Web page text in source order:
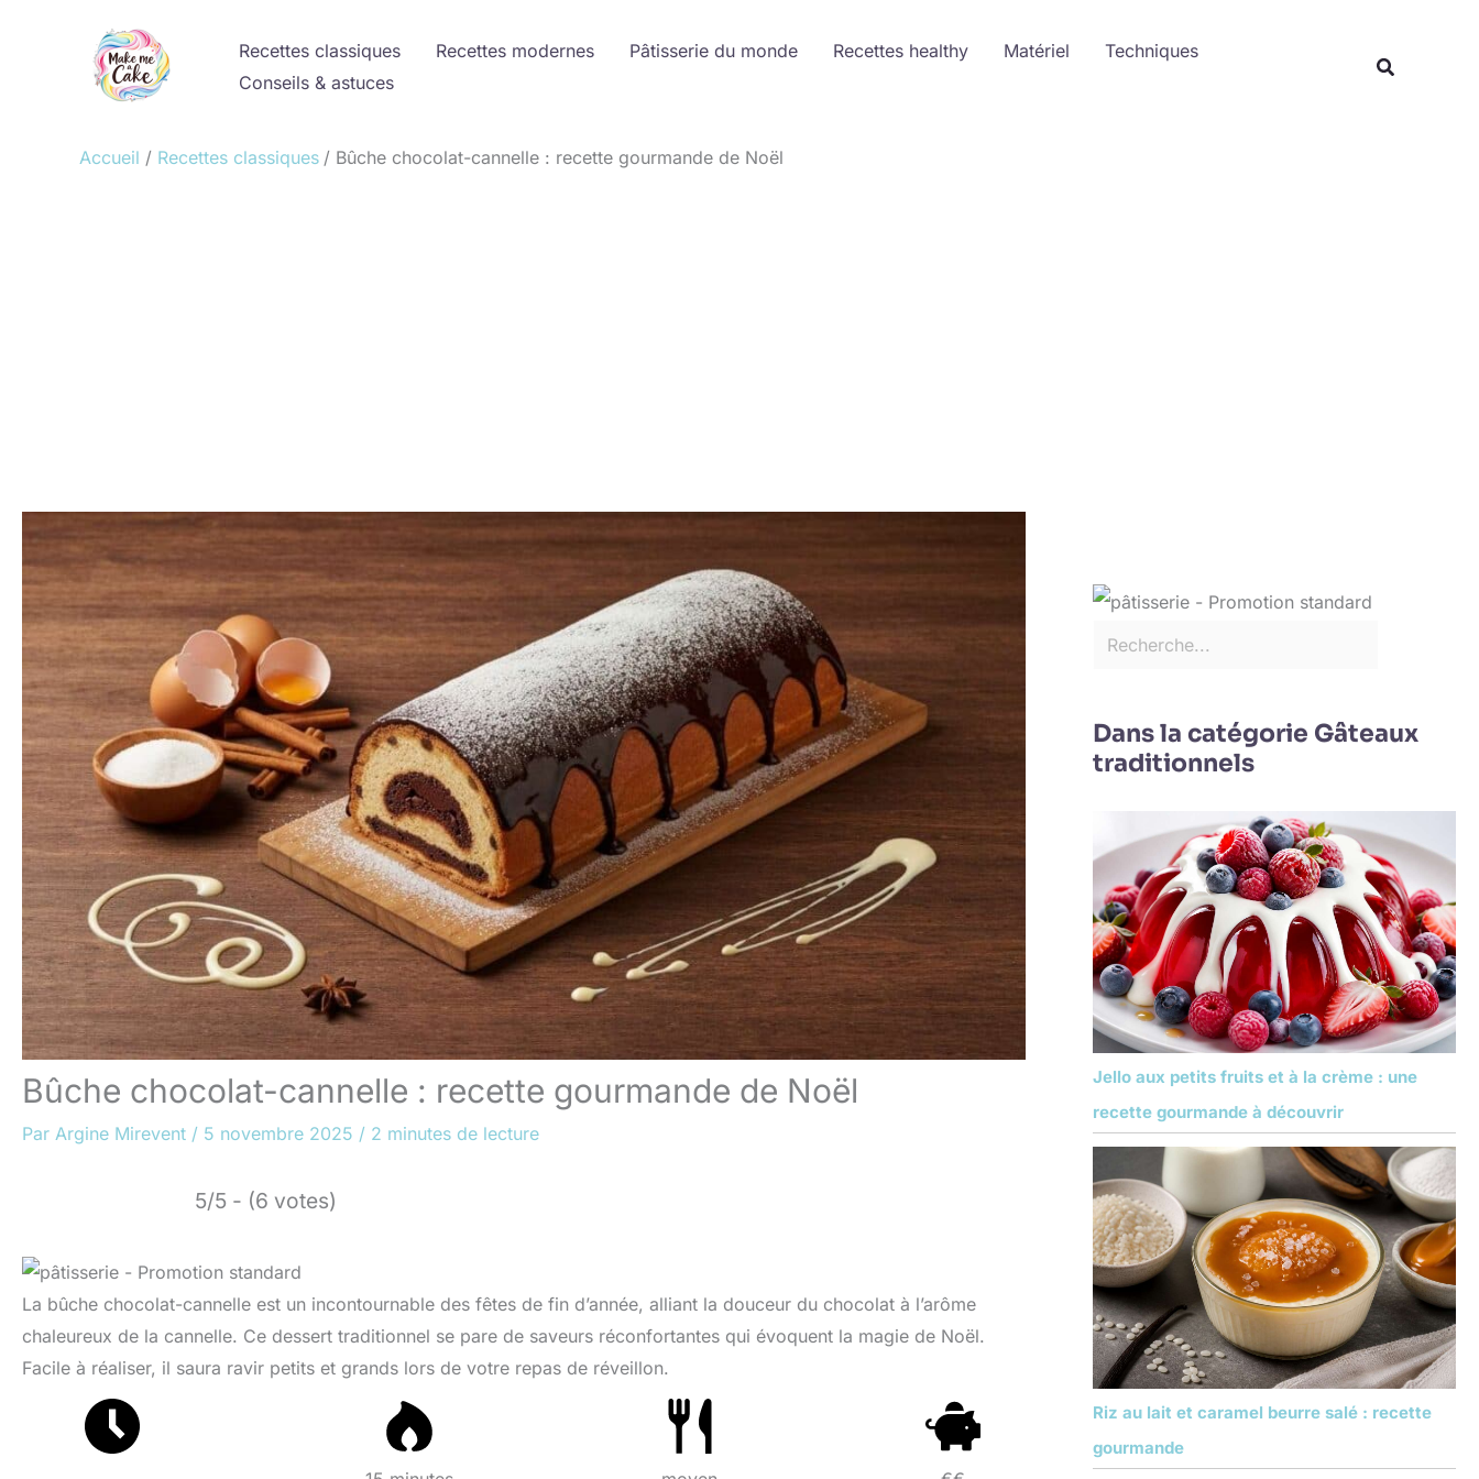
Recettes classiques Recettes modernes Pâtisserie du monde Recettes healthy Matériel
Techniques
Conseils & astuces
Accueil Recettes classiques Bûche chocolat-cannelle : recette gourmande de Noël
Bûche chocolat-cannelle : recette gourmande de Noël
Par Argine Mirevent / 5 novembre 2025 / 2 minutes de lecture
5/5 - (6 votes)
La bûche chocolat-cannelle est un incontournable des fêtes de fin d’année, alliant la douceur du chocolat à l’arôme
chaleureux de la cannelle. Ce dessert traditionnel se pare de saveurs réconfortantes qui évoquent la magie de Noël.
Facile à réaliser, il saura ravir petits et grands lors de votre repas de réveillon.
Dans la catégorie Gâteaux
traditionnels
Jello aux petits fruits et à la crème : une
recette gourmande à découvrir
Riz au lait et caramel beurre salé : recette
gourmande